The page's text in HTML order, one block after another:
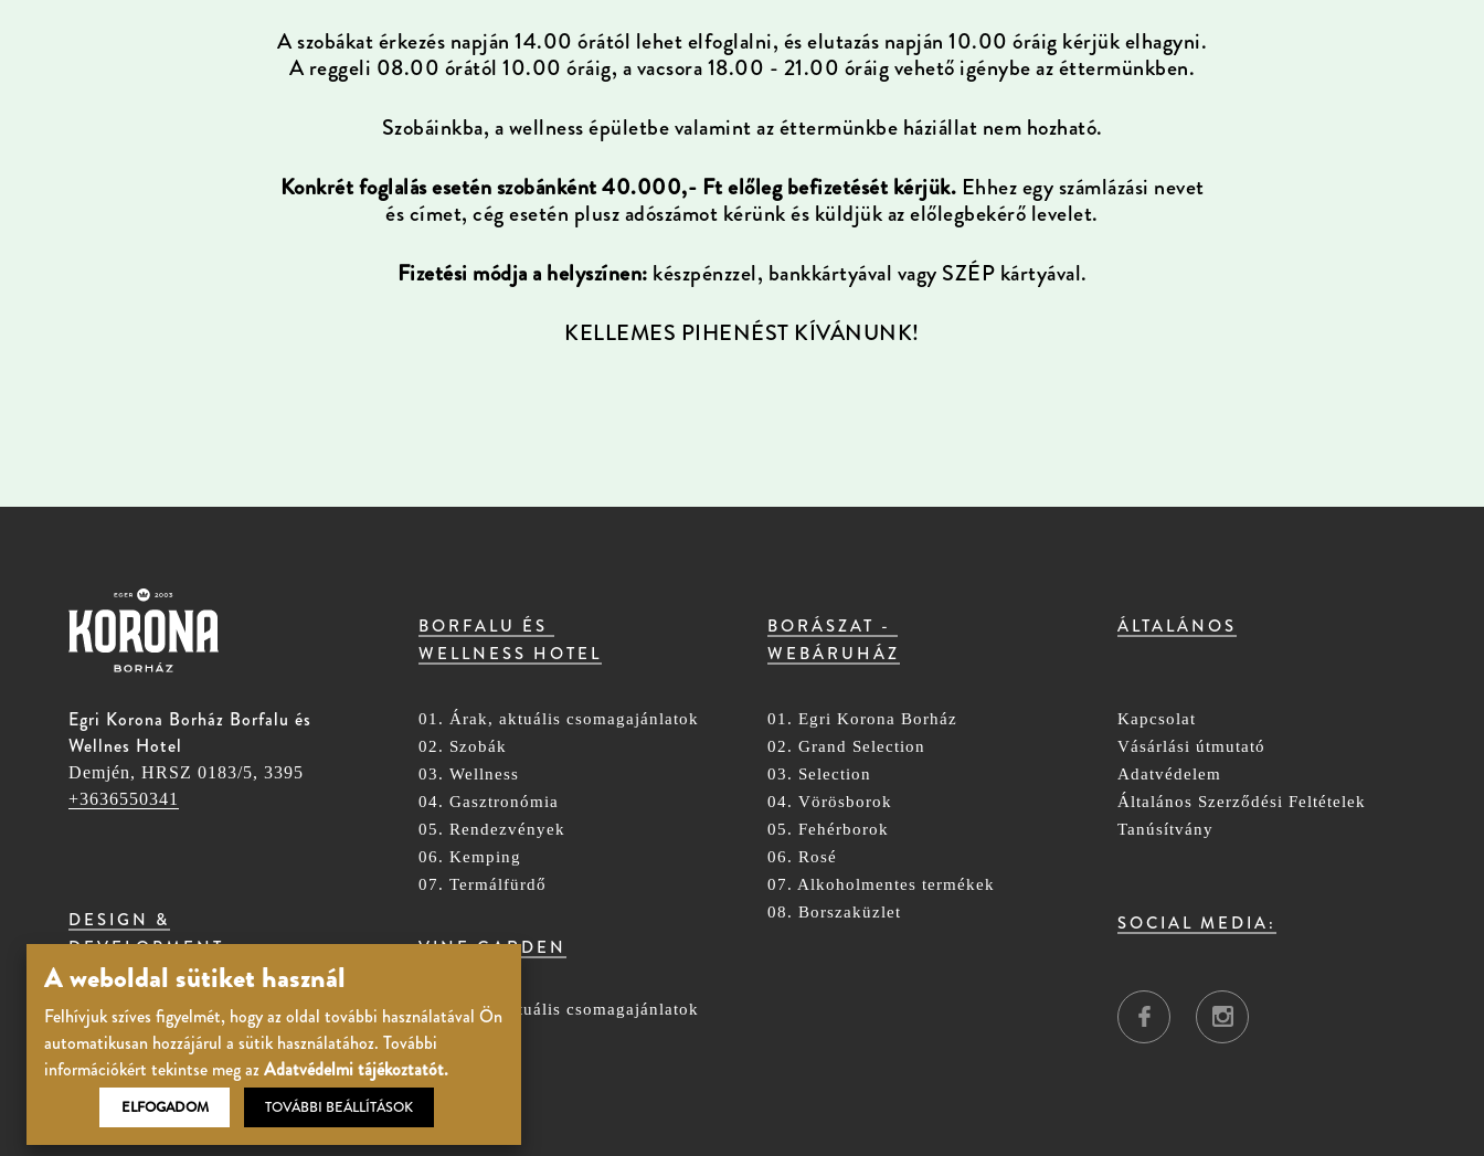
A szobákat érkezés napján 14.00 órától lehet elfoglalni, és elutazás napján 10.00 óráig kérjük elhagyni.
A reggeli 08.00 órától 10.00 óráig, a vacsora 18.00 - 21.00 óráig vehető igénybe az éttermünkben.
Szobáinkba, a wellness épületbe valamint az éttermünkbe háziállat nem hozható.
Konkrét foglalás esetén szobánként 40.000,- Ft előleg befizetését kérjük. Ehhez egy számlázási nevet
és címet, cég esetén plusz adószámot kérünk és küldjük az előlegbekérő levelet.
Fizetési módja a helyszínen: készpénzzel, bankkártyával vagy SZÉP kártyával.
KELLEMES PIHENÉST KÍVÁNUNK!
Egri Korona Borház Borfalu és
Wellnes Hotel
Demjén, HRSZ 0183/5, 3395
+3636550341
DESIGN &
DEVELOPMENT
reon.digital
BORFALU ÉS
WELLNESS HOTEL
01. Árak, aktuális csomagajánlatok
02. Szobák
03. Wellness
04. Gasztronómia
05. Rendezvények
06. Kemping
07. Termálfürdő
VINE GARDEN
01. Árak, aktuális csomagajánlatok
02. Szobák
BORÁSZAT -
WEBÁRUHÁZ
01. Egri Korona Borház
02. Grand Selection
03. Selection
04. Vörösborok
05. Fehérborok
06. Rosé
07. Alkoholmentes termékek
08. Borszaküzlet
ÁLTALÁNOS
Kapcsolat
Vásárlási útmutató
Adatvédelem
Általános Szerződési Feltételek
Tanúsítvány
SOCIAL MEDIA:
A weboldal sütiket használ
Felhívjuk szíves figyelmét, hogy az oldal további használatával Ön
automatikusan hozzájárul a sütik használatához. További
információkért tekintse meg azAdatvédelmi tájékoztatót.
ELFOGADOM TOVÁBBI BEÁLLÍTÁSOK